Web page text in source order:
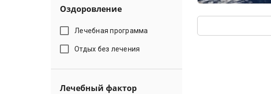
Оздоровление
Лечебная программа
Отдых без лечения
Лечебный фактор